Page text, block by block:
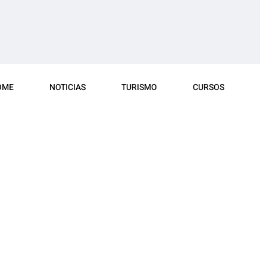
NOTICIAS TURISMO CURSOS